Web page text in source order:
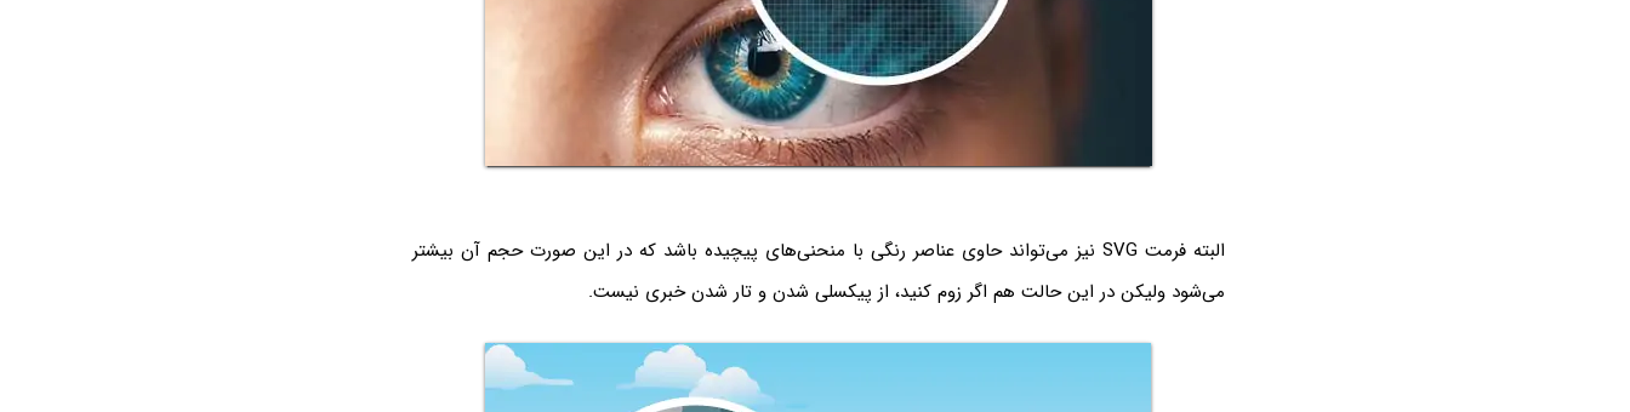
البته فرمت SVG نیز می‌تواند حاوی عناصر رنگی با منحنی‌های پیچیده باشد که در این صورت حجم آن بیشتر
می‌شود ولیکن در این حالت هم اگر زوم کنید، از پیکسلی شدن و تار شدن خبری نیست.